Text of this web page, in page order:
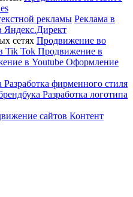
рекламы Реклама в
Яндекс.Директ
сетях Продвижение во
Tik Tok Продвижение в
в Youtube Оформление
Разработка фирменного стиля
Разработка логотипа
сайтов Контент